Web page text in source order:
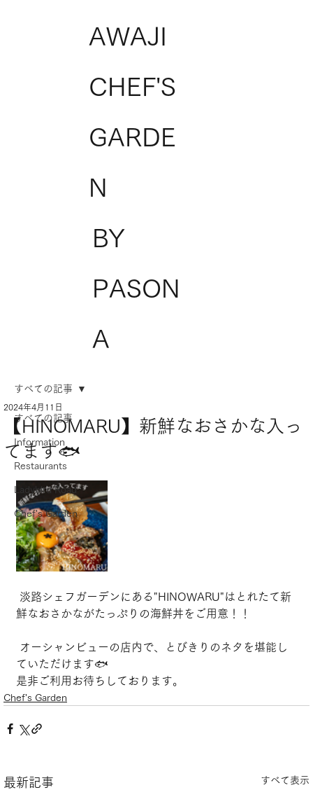
AWAJI
CHEF'S
GARDE
N
BY
PASON
A
すべての記事
Information
Restaurants
Ladybird Road
Chef's Garden
すべての記事
【HINOMARU】新鮮なおさかな入っ
てます🐟
2024年4月11日
鮮なおさかながたっぷりの海鮮丼をご用意！！
ていただけます🐟
是非ご利用お待ちしております。
Chef's Garden
最新記事 すべて表示